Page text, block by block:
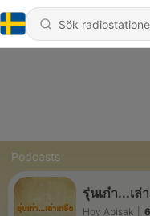
Podcasts
รุ่นเก๋า...เล่
Hoy Apisak